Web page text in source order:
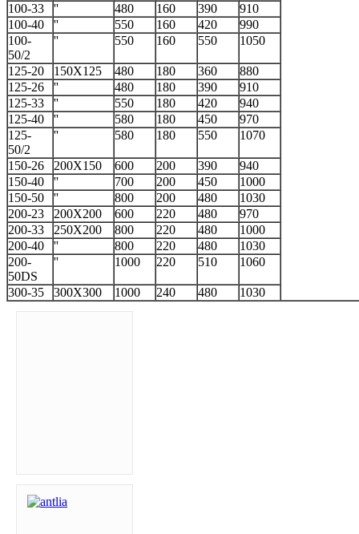
100-33
'' 480 160 390
910
100-40
'' 550 160 420
990
100-
50/2
'' 550 160 550 1050
125-20 150X125 480 180 360
880
125-26
'' 480 180 390
910
125-33
'' 550 180 420
940
125-40
'' 580 180 450
970
125-
50/2
'' 580 180 550 1070
150-26 200X150 600 200 390
940
150-40
'' 700 200 450
1000
150-50
'' 800 200 480
1030
200-23
200X200 600 220 480
970
200-33
250X200 800 220 480
1000
200-40
'' 800 220 480
1030
200-
50DS
'' 1000 220 510 1060
300-35 300X300 1000 240 480 1030